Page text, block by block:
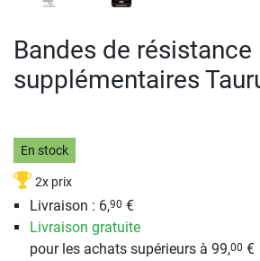
Bandes de résistance
supplémentaires
En stock
2x prix
Livraison : 6,90 €
Livraison gratuite
pour les achats supérieurs à 99,00 €